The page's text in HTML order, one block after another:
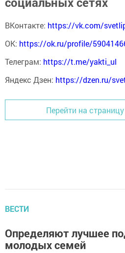
ВКонтакте: https://vk.com/
ОК: https://ok.ru/profile/
Телеграм: https://t.me/yakti_ul
Яндекс Дзен: https://dzen.ru/
Перейти на
ВЕСТИ
Определяют лучшее
молодых семей